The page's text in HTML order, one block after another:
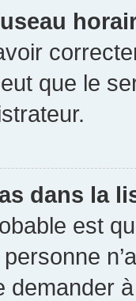
que le
dans la
est